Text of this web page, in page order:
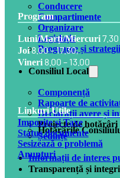
Conducere
Compartimente
Organizare
Legislație
Programe și strategii
Consiliul Local
Componență
Rapoarte de
Declarații avere și
Proiecte de hotărâri
Hotărârile
Ședințe
Informații de interes
Transparență și
Program
Luni/Marți/Miercuri7.30
Joi8.00 – 17.30,
Vineri8.00 – 13.00
Linkuri Utile
Impozite și Taxe
Status documente
Sesizează o problemă
Anunțuri